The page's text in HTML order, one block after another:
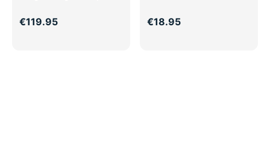
€119.95 €18.95